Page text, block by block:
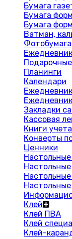
Бумага
Бумага
Бумага
Ватман,
Фотобумага
Планинги
Календари
Закладки
Кассовая
Книги учета
Конверты
Ценники
Клей
Клей ПВА
Клей
Клей-